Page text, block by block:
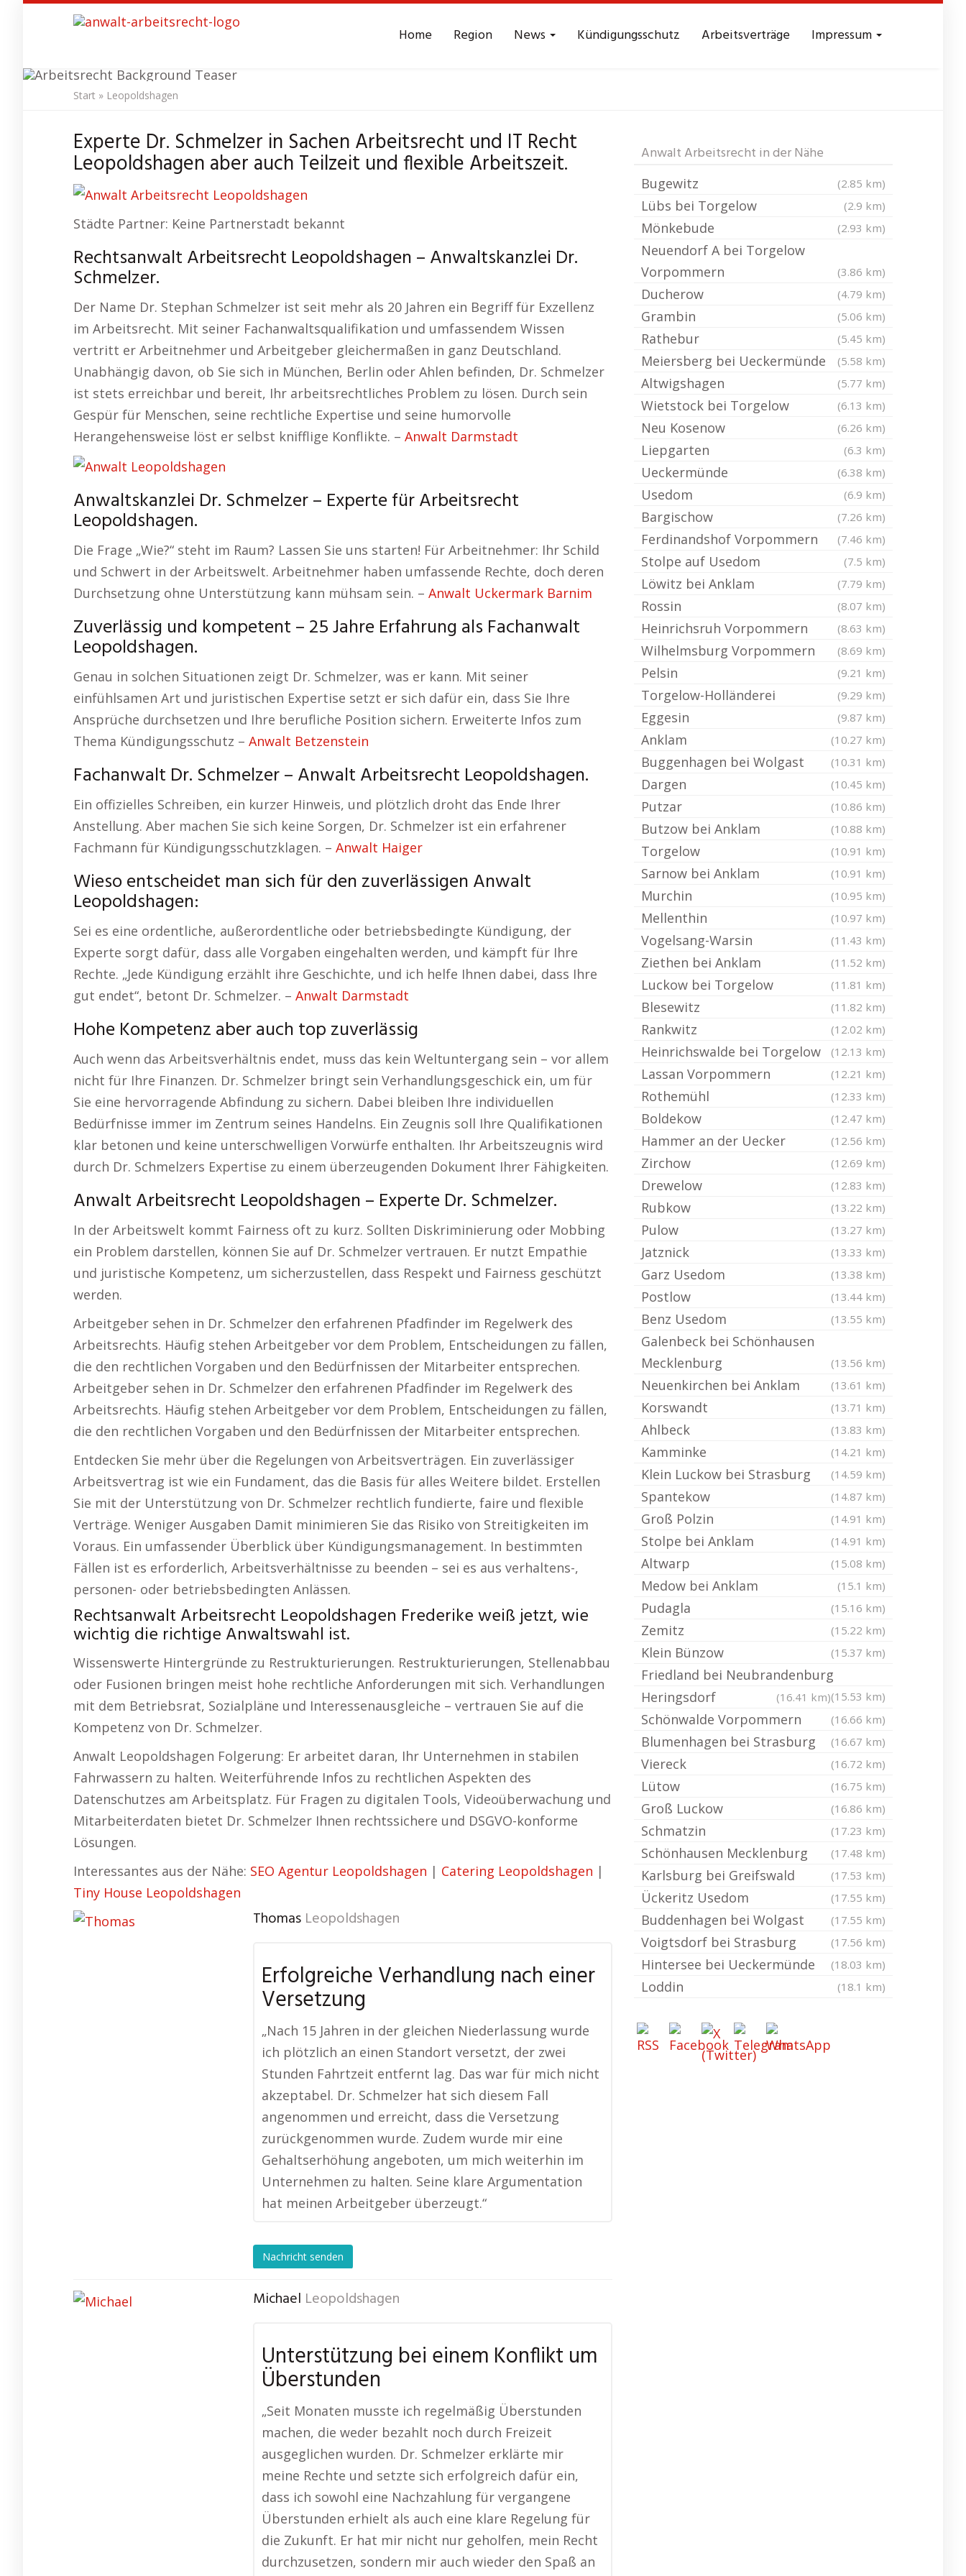
content
Home Region News Kündigungsschutz Arbeitsverträge Impressum
Anwalt Arbeitsrecht Leopoldshagen
Start » Leopoldshagen
Experte Dr. Schmelzer in Sachen Arbeitsrecht und IT Recht
Leopoldshagen aber auch Teilzeit und flexible Arbeitszeit.
Städte Partner: Keine Partnerstadt bekannt
Rechtsanwalt Arbeitsrecht Leopoldshagen – Anwaltskanzlei Dr.
Schmelzer.
Der Name Dr. Stephan Schmelzer ist seit mehr als 20 Jahren ein Begriff für Exzellenz
im Arbeitsrecht. Mit seiner Fachanwaltsqualifikation und umfassendem Wissen
vertritt er Arbeitnehmer und Arbeitgeber gleichermaßen in ganz Deutschland.
Unabhängig davon, ob Sie sich in München, Berlin oder Ahlen befinden, Dr. Schmelzer
ist stets erreichbar und bereit, Ihr arbeitsrechtliches Problem zu lösen. Durch sein
Gespür für Menschen, seine rechtliche Expertise und seine humorvolle
Herangehensweise löst er selbst knifflige Konflikte. – Anwalt Darmstadt
Anwaltskanzlei Dr. Schmelzer – Experte für Arbeitsrecht
Leopoldshagen.
Die Frage „Wie?“ steht im Raum? Lassen Sie uns starten! Für Arbeitnehmer: Ihr Schild
und Schwert in der Arbeitswelt. Arbeitnehmer haben umfassende Rechte, doch deren
Durchsetzung ohne Unterstützung kann mühsam sein. – Anwalt Uckermark Barnim
Zuverlässig und kompetent – 25 Jahre Erfahrung als Fachanwalt
Leopoldshagen.
Genau in solchen Situationen zeigt Dr. Schmelzer, was er kann. Mit seiner
einfühlsamen Art und juristischen Expertise setzt er sich dafür ein, dass Sie Ihre
Ansprüche durchsetzen und Ihre berufliche Position sichern. Erweiterte Infos zum
Thema Kündigungsschutz – Anwalt Betzenstein
Fachanwalt Dr. Schmelzer – Anwalt Arbeitsrecht Leopoldshagen.
Ein offizielles Schreiben, ein kurzer Hinweis, und plötzlich droht das Ende Ihrer
Anstellung. Aber machen Sie sich keine Sorgen, Dr. Schmelzer ist ein erfahrener
Fachmann für Kündigungsschutzklagen. – Anwalt Haiger
Wieso entscheidet man sich für den zuverlässigen Anwalt
Leopoldshagen:
Sei es eine ordentliche, außerordentliche oder betriebsbedingte Kündigung, der
Experte sorgt dafür, dass alle Vorgaben eingehalten werden, und kämpft für Ihre
Rechte. „Jede Kündigung erzählt ihre Geschichte, und ich helfe Ihnen dabei, dass Ihre
gut endet“, betont Dr. Schmelzer. – Anwalt Darmstadt
Hohe Kompetenz aber auch top zuverlässig
Auch wenn das Arbeitsverhältnis endet, muss das kein Weltuntergang sein – vor allem
nicht für Ihre Finanzen. Dr. Schmelzer bringt sein Verhandlungsgeschick ein, um für
Sie eine hervorragende Abfindung zu sichern. Dabei bleiben Ihre individuellen
Bedürfnisse immer im Zentrum seines Handelns. Ein Zeugnis soll Ihre Qualifikationen
klar betonen und keine unterschwelligen Vorwürfe enthalten. Ihr Arbeitszeugnis wird
durch Dr. Schmelzers Expertise zu einem überzeugenden Dokument Ihrer Fähigkeiten.
Anwalt Arbeitsrecht Leopoldshagen – Experte Dr. Schmelzer.
In der Arbeitswelt kommt Fairness oft zu kurz. Sollten Diskriminierung oder Mobbing
ein Problem darstellen, können Sie auf Dr. Schmelzer vertrauen. Er nutzt Empathie
und juristische Kompetenz, um sicherzustellen, dass Respekt und Fairness geschützt
werden.
Arbeitgeber sehen in Dr. Schmelzer den erfahrenen Pfadfinder im Regelwerk des
Arbeitsrechts. Häufig stehen Arbeitgeber vor dem Problem, Entscheidungen zu fällen,
die den rechtlichen Vorgaben und den Bedürfnissen der Mitarbeiter entsprechen.
Arbeitgeber sehen in Dr. Schmelzer den erfahrenen Pfadfinder im Regelwerk des
Arbeitsrechts. Häufig stehen Arbeitgeber vor dem Problem, Entscheidungen zu fällen,
die den rechtlichen Vorgaben und den Bedürfnissen der Mitarbeiter entsprechen.
Entdecken Sie mehr über die Regelungen von Arbeitsverträgen. Ein zuverlässiger
Arbeitsvertrag ist wie ein Fundament, das die Basis für alles Weitere bildet. Erstellen
Sie mit der Unterstützung von Dr. Schmelzer rechtlich fundierte, faire und flexible
Verträge. Weniger Ausgaben Damit minimieren Sie das Risiko von Streitigkeiten im
Voraus. Ein umfassender Überblick über Kündigungsmanagement. In bestimmten
Fällen ist es erforderlich, Arbeitsverhältnisse zu beenden – sei es aus verhaltens-,
personen- oder betriebsbedingten Anlässen.
Rechtsanwalt Arbeitsrecht Leopoldshagen Frederike weiß jetzt, wie
wichtig die richtige Anwaltswahl ist.
Wissenswerte Hintergründe zu Restrukturierungen. Restrukturierungen, Stellenabbau
oder Fusionen bringen meist hohe rechtliche Anforderungen mit sich. Verhandlungen
mit dem Betriebsrat, Sozialpläne und Interessenausgleiche – vertrauen Sie auf die
Kompetenz von Dr. Schmelzer.
Anwalt Leopoldshagen Folgerung: Er arbeitet daran, Ihr Unternehmen in stabilen
Fahrwassern zu halten. Weiterführende Infos zu rechtlichen Aspekten des
Datenschutzes am Arbeitsplatz. Für Fragen zu digitalen Tools, Videoüberwachung und
Mitarbeiterdaten bietet Dr. Schmelzer Ihnen rechtssichere und DSGVO-konforme
Lösungen.
Interessantes aus der Nähe: SEO Agentur Leopoldshagen | Catering Leopoldshagen |
Tiny House Leopoldshagen
Thomas Leopoldshagen
Erfolgreiche Verhandlung nach einer
Versetzung
„Nach 15 Jahren in der gleichen Niederlassung wurde
ich plötzlich an einen Standort versetzt, der zwei
Stunden Fahrtzeit entfernt lag. Das war für mich nicht
akzeptabel. Dr. Schmelzer hat sich diesem Fall
angenommen und erreicht, dass die Versetzung
zurückgenommen wurde. Zudem wurde mir eine
Gehaltserhöhung angeboten, um mich weiterhin im
Unternehmen zu halten. Seine klare Argumentation
hat meinen Arbeitgeber überzeugt.“
Nachricht senden
Michael Leopoldshagen
Unterstützung bei einem Konflikt um
Überstunden
„Seit Monaten musste ich regelmäßig Überstunden
machen, die weder bezahlt noch durch Freizeit
ausgeglichen wurden. Dr. Schmelzer erklärte mir
meine Rechte und setzte sich erfolgreich dafür ein,
dass ich sowohl eine Nachzahlung für vergangene
Überstunden erhielt als auch eine klare Regelung für
die Zukunft. Er hat mir nicht nur geholfen, mein Recht
durchzusetzen, sondern mir auch wieder den Spaß an
Anwalt Arbeitsrecht in der Nähe
Bugewitz (2.85 km)
Lübs bei Torgelow (2.9 km)
Mönkebude (2.93 km)
Neuendorf A bei Torgelow
Vorpommern
(3.86 km)
Ducherow (4.79 km)
Grambin (5.06 km)
Rathebur (5.45 km)
Meiersberg bei Ueckermünde (5.58 km)
Altwigshagen (5.77 km)
Wietstock bei Torgelow (6.13 km)
Neu Kosenow (6.26 km)
Liepgarten (6.3 km)
Ueckermünde (6.38 km)
Usedom (6.9 km)
Bargischow (7.26 km)
Ferdinandshof Vorpommern (7.46 km)
Stolpe auf Usedom (7.5 km)
Löwitz bei Anklam (7.79 km)
Rossin (8.07 km)
Heinrichsruh Vorpommern (8.63 km)
Wilhelmsburg Vorpommern (8.69 km)
Pelsin (9.21 km)
Torgelow-Holländerei (9.29 km)
Eggesin (9.87 km)
Anklam (10.27 km)
Buggenhagen bei Wolgast (10.31 km)
Dargen (10.45 km)
Putzar (10.86 km)
Butzow bei Anklam (10.88 km)
Torgelow (10.91 km)
Sarnow bei Anklam (10.91 km)
Murchin (10.95 km)
Mellenthin (10.97 km)
Vogelsang-Warsin (11.43 km)
Ziethen bei Anklam (11.52 km)
Luckow bei Torgelow (11.81 km)
Blesewitz (11.82 km)
Rankwitz (12.02 km)
Heinrichswalde bei Torgelow (12.13 km)
Lassan Vorpommern (12.21 km)
Rothemühl (12.33 km)
Boldekow (12.47 km)
Hammer an der Uecker (12.56 km)
Zirchow (12.69 km)
Drewelow (12.83 km)
Rubkow (13.22 km)
Pulow (13.27 km)
Jatznick (13.33 km)
Garz Usedom (13.38 km)
Postlow (13.44 km)
Benz Usedom (13.55 km)
Galenbeck bei Schönhausen
Mecklenburg
(13.56 km)
Neuenkirchen bei Anklam (13.61 km)
Korswandt (13.71 km)
Ahlbeck (13.83 km)
Kamminke (14.21 km)
Klein Luckow bei Strasburg (14.59 km)
Spantekow (14.87 km)
Groß Polzin (14.91 km)
Stolpe bei Anklam (14.91 km)
Altwarp (15.08 km)
Medow bei Anklam (15.1 km)
Pudagla (15.16 km)
Zemitz (15.22 km)
Klein Bünzow (15.37 km)
Friedland bei Neubrandenburg
(15.53 km)
Heringsdorf (16.41 km)
Schönwalde Vorpommern (16.66 km)
Blumenhagen bei Strasburg (16.67 km)
Viereck (16.72 km)
Lütow (16.75 km)
Groß Luckow (16.86 km)
Schmatzin (17.23 km)
Schönhausen Mecklenburg (17.48 km)
Karlsburg bei Greifswald (17.53 km)
Ückeritz Usedom (17.55 km)
Buddenhagen bei Wolgast (17.55 km)
Voigtsdorf bei Strasburg (17.56 km)
Hintersee bei Ueckermünde (18.03 km)
Loddin (18.1 km)